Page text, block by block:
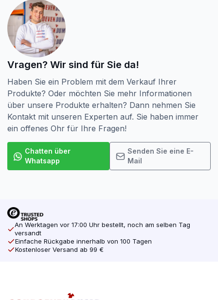
Vragen? Wir sind für Sie da!
Haben Sie ein Problem mit dem Verkauf Ihrer
Produkte? Oder möchten Sie mehr Informationen
über unsere Produkte erhalten? Dann nehmen Sie
Kontakt mit unseren Experten auf. Sie haben immer
ein offenes Ohr für Ihre Fragen!
Chatten über
Whatsapp
Senden Sie eine E-
Mail
An Werktagen vor 17:00 Uhr bestellt, noch am selben Tag
versandt
Einfache Rückgabe innerhalb von 100 Tagen
Kostenloser Versand ab 99 €